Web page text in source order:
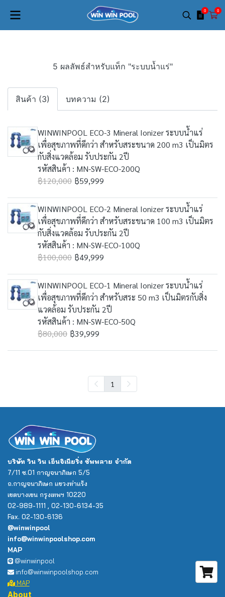
0 0
5 ผลลัพธ์สำหรับแท็ก "ระบบน้ำแร่"
สินค้า (3) บทความ (2)
WINWINPOOL ECO-3 Mineral Ionizer ระบบน้ำแร่
เพื่อสุขภาพที่ดีกว่า สำหรับสระขนาด 200 m3 เป็นมิตร
กับสิ่งแวดล้อม รับประกัน 2ปี
รหัสสินค้า : MN-SW-ECO-200Q
฿120,000 ฿59,999
WINWINPOOL ECO-2 Mineral Ionizer ระบบน้ำแร่
เพื่อสุขภาพที่ดีกว่า สำหรับสระขนาด 100 m3 เป็นมิตร
กับสิ่งแวดล้อม รับประกัน 2ปี
รหัสสินค้า : MN-SW-ECO-100Q
฿100,000 ฿49,999
WINWINPOOL ECO-1 Mineral Ionizer ระบบน้ำแร่
เพื่อสุขภาพที่ดีกว่า สำหรับสระ 50 m3 เป็นมิตรกับสิ่ง
แวดล้อม รับประกัน 2ปี
รหัสสินค้า : MN-SW-ECO-50Q
฿80,000 ฿39,999
1
บริษัท วิน วิน เอ็นจิเนียริ่ง ซัพพลาย จำกัด
7/11 ซ.01 กาญจนาภิเษก 5/5
ถ.กาญจนาภิเษก แขวงท่าแร้ง
เขตบางเขน กรุงเทพฯ 10220
02-989-1111 , 02-130-6134-35
Fax. 02-130-6136
@winwinpool
info@winwinpoolshop.com
MAP
@winwinpool
info@winwinpoolshop.com
MAP
About